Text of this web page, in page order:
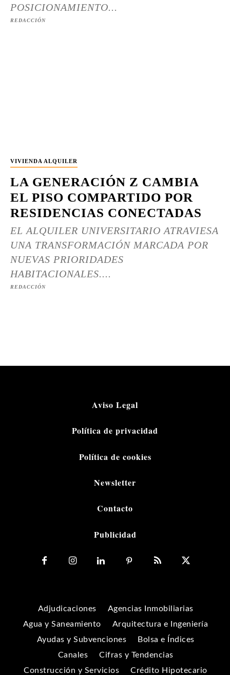
POSICIONAMIENTO...
REDACCIÓN
VIVIENDA ALQUILER
LA GENERACIÓN Z CAMBIA
EL PISO COMPARTIDO POR
RESIDENCIAS CONECTADAS
EL ALQUILER UNIVERSITARIO ATRAVIESA
UNA TRANSFORMACIÓN MARCADA POR
NUEVAS PRIORIDADES
HABITACIONALES....
REDACCIÓN
Aviso Legal
Política de privacidad
Política de cookies
Newsletter
Contacto
Publicidad
Adjudicaciones
Agencias Inmobiliarias
Agua y Saneamiento
Arquitectura e Ingeniería
Ayudas y Subvenciones
Bolsa e Índices
Canales
Cifras y Tendencias
Construcción y Servicios
Crédito Hipotecario